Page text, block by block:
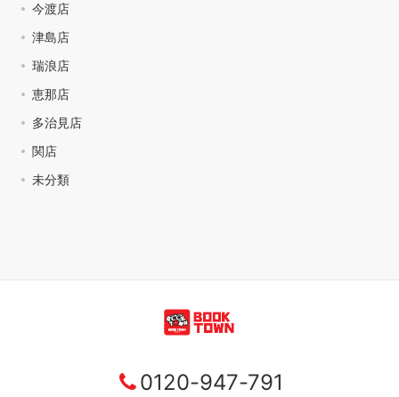
今渡店
津島店
瑞浪店
恵那店
多治見店
関店
未分類
0120-947-791